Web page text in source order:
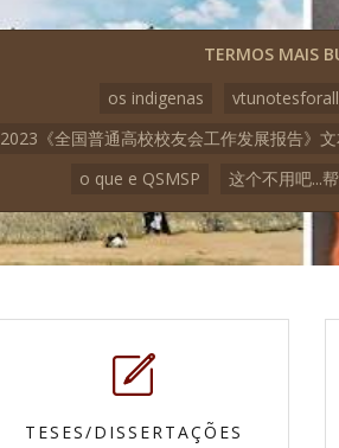
TERMOS MAIS
os indigenas
vtunotesforall
2023《全国普通高校校友会工作发展报告》
o que e QSMSP
这个不用吧...
TESES/DISSERTAÇÕES